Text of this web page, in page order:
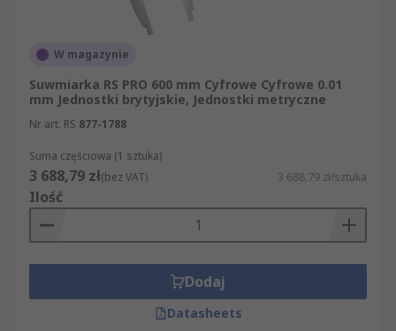
W magazynie
Suwmiarka RS PRO 600 mm Cyfrowe Cyfrowe 0.01
mm Jednostki brytyjskie, Jednostki metryczne
Nr art. RS 877-1788
Suma częściowa (1 sztuka)
3 688,79 zł(bez VAT) 3 688,79 zł/sztuka
Ilość
Dodaj
Datasheets